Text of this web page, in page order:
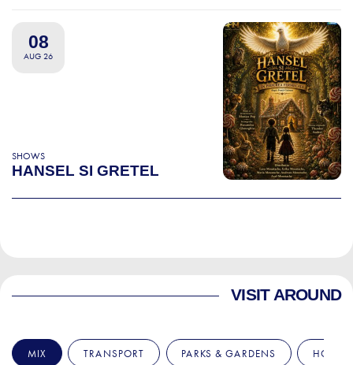
08
AUG 26
SHOWS
HANSEL SI GRETEL
VISIT AROUND
MIX TRANSPORT PARKS & GARDENS